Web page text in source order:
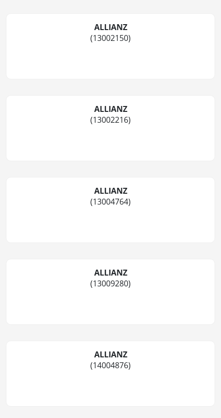
ALLIANZ
(13002150)
ALLIANZ
(13002216)
ALLIANZ
(13004764)
ALLIANZ
(13009280)
ALLIANZ
(14004876)